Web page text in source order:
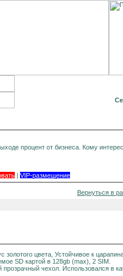
процент от бизнеса. Кому
| VIP-размещение
Вернуться в
золотого цвета, Устойчивое к
SD картой в 128gb (max), 2 SIM.
чехол. Использовался в